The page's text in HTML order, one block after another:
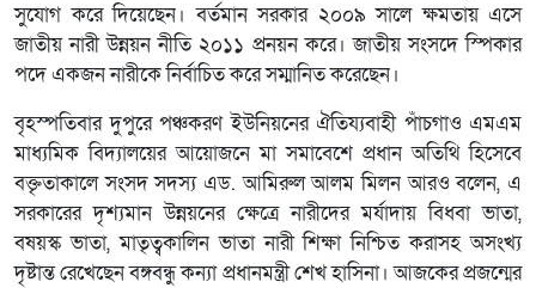
সুযোগ করে দিয়েছেন। বর্তমান সরকার ২০০৯ সালে ক্ষমতায় এসে
জাতীয় নারী উন্নয়ন নীতি ২০১১ প্রনয়ন করে। জাতীয় সংসদে স্পিকার
পদে একজন নারীকে নির্বাচিত করে সম্মানিত করেছেন।
বৃহস্পতিবার দুপুরে পঞ্চকরণ ইউনিয়নের ঐতিয্যবাহী পাঁচগাও এমএম
মাধ্যমিক বিদ্যালয়ের আয়োজনে মা সমাবেশে প্রধান অতিথি হিসেবে
বক্তৃতাকালে সংসদ সদস্য এড. আমিরুল আলম মিলন আরও বলেন, এ
সরকারের দৃশ্যমান উন্নয়নের ক্ষেত্রে নারীদের মর্যাদায় বিধবা ভাতা,
বষয়স্ক ভাতা, মাতৃত্বকালিন ভাতা নারী শিক্ষা নিশ্চিত করাসহ অসংখ্য
দৃষ্টান্ত রেখেছেন বঙ্গবন্ধু কন্যা প্রধানমন্ত্রী শেখ হাসিনা। আজকের প্রজন্মের